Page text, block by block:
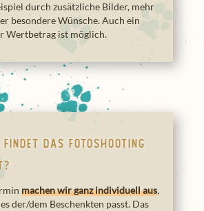
durch zusätzliche Bilder, mehr
besondere Wünsche. Auch ein
Wertbetrag ist möglich.
findet das Fotoshooting
machen wir ganz individuell aus,
der/dem Beschenkten passt. Das